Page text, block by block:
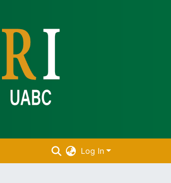
Log In